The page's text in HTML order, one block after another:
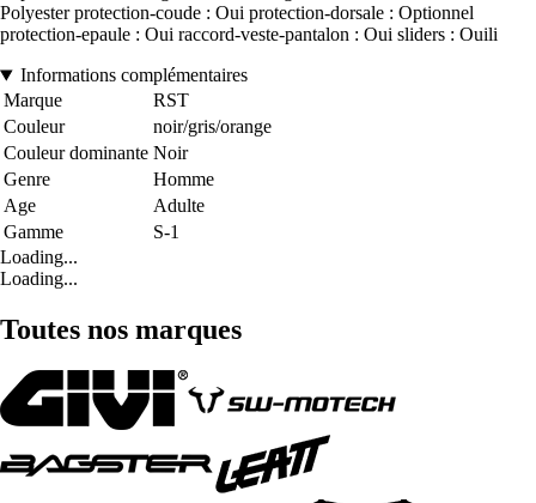
Polyester protection-coude : Oui protection-dorsale : Optionnel
protection-epaule : Oui raccord-veste-pantalon : Oui sliders : Ouili
Informations complémentaires
Marque
RST
Couleur
noir/gris/orange
Couleur dominante Noir
Genre
Homme
Age
Adulte
Gamme
S-1
Loading...
Loading...
Toutes nos marques